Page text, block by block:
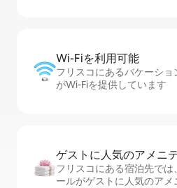
Wi-Fiを利⁠用⁠可⁠能
フリスコにあるバケーシ
がWi-Fiを提供しています
ゲストに人⁠気⁠のア⁠メ⁠ニ⁠
フリスコにある宿泊先で
ールがゲストに人気のア